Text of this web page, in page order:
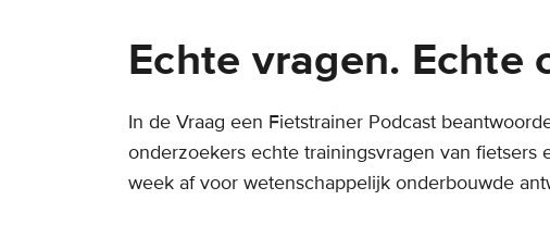
Echte vragen. Echte
In de Vraag een Fietstrainer Podcast
onderzoekers echte trainingsvragen van
week af voor wetenschappelijk onderbouwde